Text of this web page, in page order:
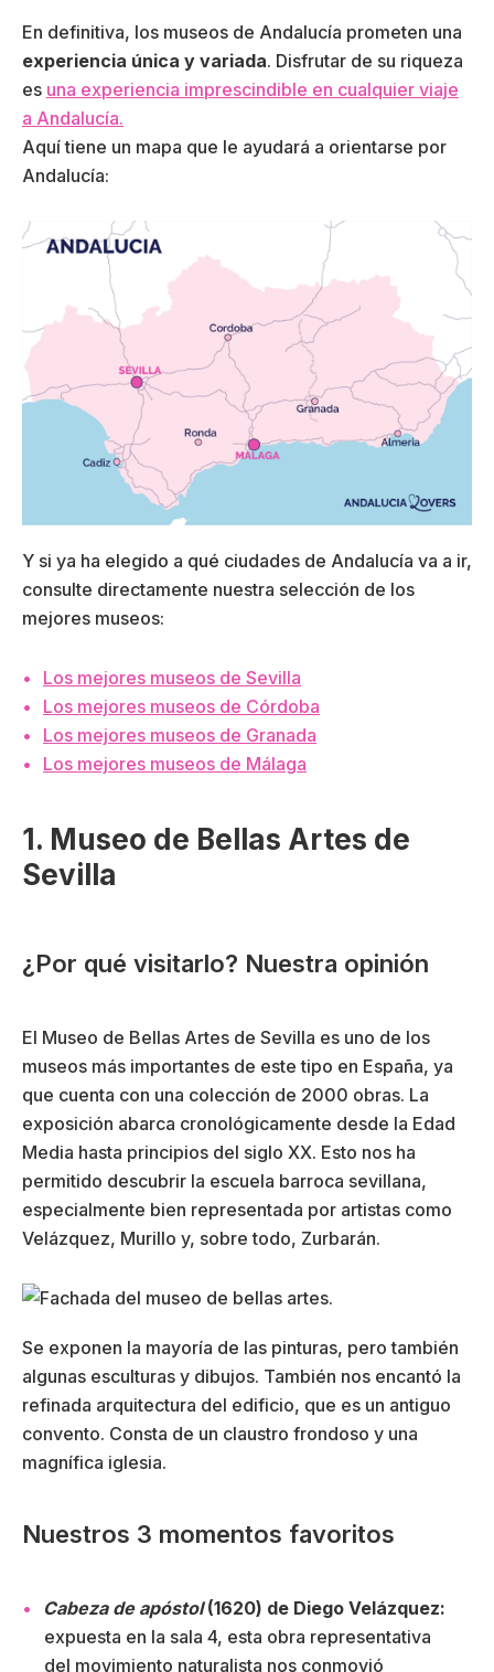
En definitiva, los museos de Andalucía prometen una
experiencia única y variada. Disfrutar de su riqueza
es una experiencia imprescindible en cualquier viaje
a Andalucía.
Aquí tiene un mapa que le ayudará a orientarse por
Andalucía:
Y si ya ha elegido a qué ciudades de Andalucía va a ir,
consulte directamente nuestra selección de los
mejores museos:
Los mejores museos de Sevilla
Los mejores museos de Córdoba
Los mejores museos de Granada
Los mejores museos de Málaga
1. Museo de Bellas Artes de
Sevilla
¿Por qué visitarlo? Nuestra opinión
El Museo de Bellas Artes de Sevilla es uno de los
museos más importantes de este tipo en España, ya
que cuenta con una colección de 2000 obras. La
exposición abarca cronológicamente desde la Edad
Media hasta principios del siglo XX. Esto nos ha
permitido descubrir la escuela barroca sevillana,
especialmente bien representada por artistas como
Velázquez, Murillo y, sobre todo, Zurbarán.
Se exponen la mayoría de las pinturas, pero también
algunas esculturas y dibujos. También nos encantó la
refinada arquitectura del edificio, que es un antiguo
convento. Consta de un claustro frondoso y una
magnífica iglesia.
Nuestros 3 momentos favoritos
Cabeza de apóstol(1620) de Diego Velázquez:
expuesta en la sala 4, esta obra representativa
del movimiento naturalista nos conmovió